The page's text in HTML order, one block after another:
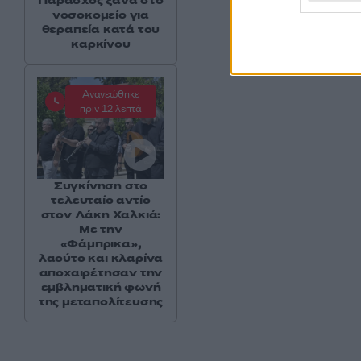
νοσοκομείο για
θεραπεία κατά του
καρκίνου
Ανανεώθηκε
πριν 12 λεπτά
Συγκίνηση στο
τελευταίο αντίο
στον Λάκη Χαλκιά:
Με την
«Φάμπρικα»,
λαούτο και κλαρίνα
αποχαιρέτησαν την
εμβληματική φωνή
της μεταπολίτευσης